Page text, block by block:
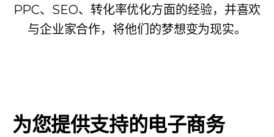
PPC、SEO、转化率优化方面的经验，并喜欢
与企业家合作，将他们的梦想变为现实。
为您提供支持的电子商务